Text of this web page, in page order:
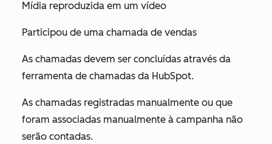
Mídia reproduzida em um vídeo
Participou de uma chamada de vendas
As chamadas devem ser concluídas através da
ferramenta de chamadas da HubSpot.
As chamadas registradas manualmente ou que
foram associadas manualmente à campanha não
serão contadas.